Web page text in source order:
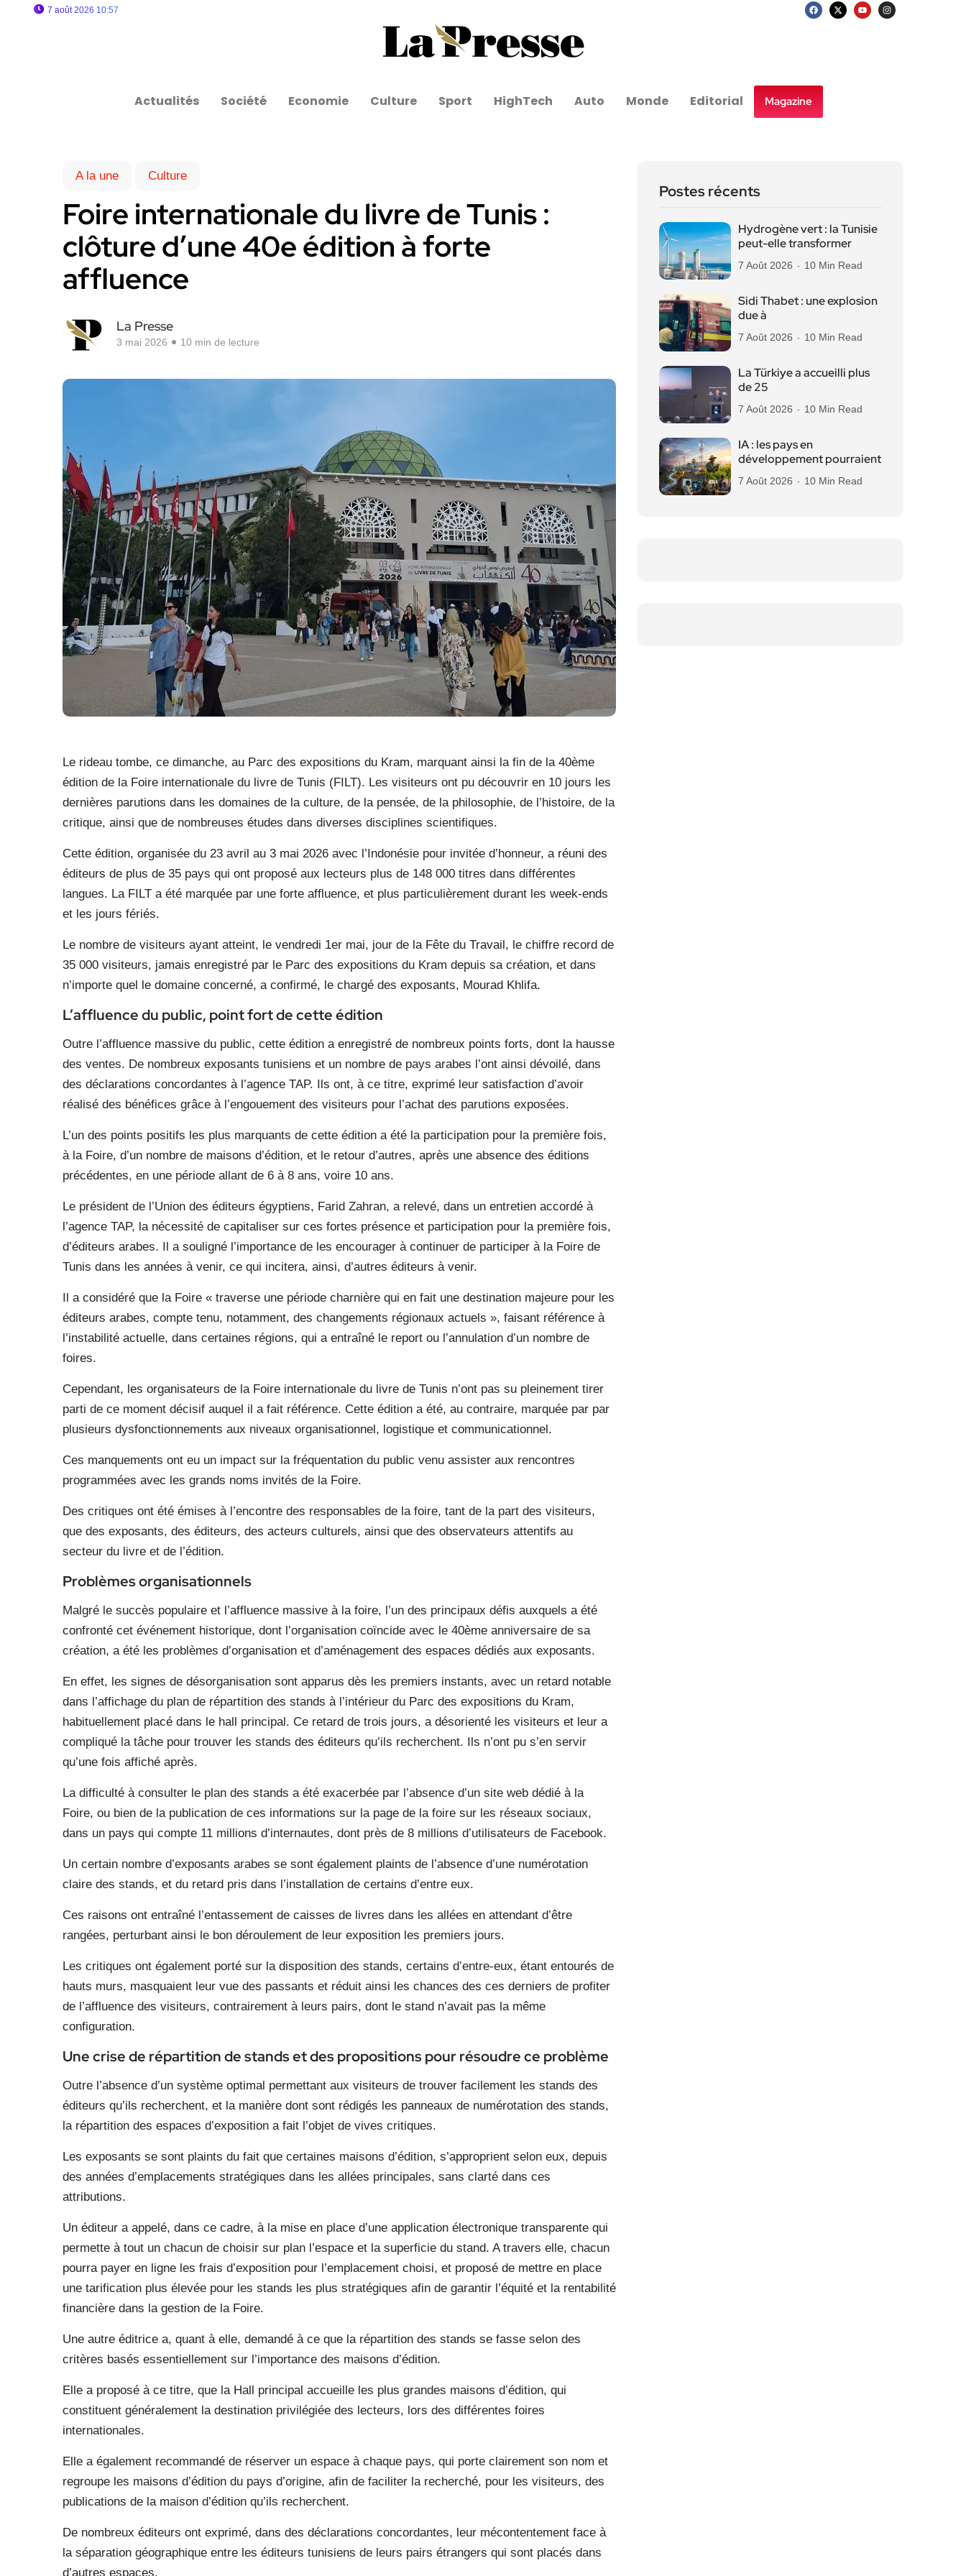
7 août 2026 10:57
Actualités Société Economie Culture Sport HighTech Auto Monde Editorial Magazine
A la une Culture
Foire internationale du livre de Tunis :
clôture d’une 40e édition à forte
affluence
La Presse
3 mai 2026 10 min de lecture
Le rideau tombe, ce dimanche, au Parc des expositions du Kram, marquant ainsi la fin de la 40ème
édition de la Foire internationale du livre de Tunis (FILT). Les visiteurs ont pu découvrir en 10 jours les
dernières parutions dans les domaines de la culture, de la pensée, de la philosophie, de l’histoire, de la
critique, ainsi que de nombreuses études dans diverses disciplines scientifiques.
Cette édition, organisée du 23 avril au 3 mai 2026 avec l’Indonésie pour invitée d’honneur, a réuni des
éditeurs de plus de 35 pays qui ont proposé aux lecteurs plus de 148 000 titres dans différentes
langues. La FILT a été marquée par une forte affluence, et plus particulièrement durant les week-ends
et les jours fériés.
Le nombre de visiteurs ayant atteint, le vendredi 1er mai, jour de la Fête du Travail, le chiffre record de
35 000 visiteurs, jamais enregistré par le Parc des expositions du Kram depuis sa création, et dans
n’importe quel le domaine concerné, a confirmé, le chargé des exposants, Mourad Khlifa.
L’affluence du public, point fort de cette édition
Outre l’affluence massive du public, cette édition a enregistré de nombreux points forts, dont la hausse
des ventes. De nombreux exposants tunisiens et un nombre de pays arabes l’ont ainsi dévoilé, dans
des déclarations concordantes à l’agence TAP. Ils ont, à ce titre, exprimé leur satisfaction d’avoir
réalisé des bénéfices grâce à l’engouement des visiteurs pour l’achat des parutions exposées.
L’un des points positifs les plus marquants de cette édition a été la participation pour la première fois,
à la Foire, d’un nombre de maisons d’édition, et le retour d’autres, après une absence des éditions
précédentes, en une période allant de 6 à 8 ans, voire 10 ans.
Le président de l’Union des éditeurs égyptiens, Farid Zahran, a relevé, dans un entretien accordé à
l’agence TAP, la nécessité de capitaliser sur ces fortes présence et participation pour la première fois,
d’éditeurs arabes. Il a souligné l’importance de les encourager à continuer de participer à la Foire de
Tunis dans les années à venir, ce qui incitera, ainsi, d’autres éditeurs à venir.
Il a considéré que la Foire « traverse une période charnière qui en fait une destination majeure pour les
éditeurs arabes, compte tenu, notamment, des changements régionaux actuels », faisant référence à
l’instabilité actuelle, dans certaines régions, qui a entraîné le report ou l’annulation d’un nombre de
foires.
Cependant, les organisateurs de la Foire internationale du livre de Tunis n’ont pas su pleinement tirer
parti de ce moment décisif auquel il a fait référence. Cette édition a été, au contraire, marquée par par
plusieurs dysfonctionnements aux niveaux organisationnel, logistique et communicationnel.
Ces manquements ont eu un impact sur la fréquentation du public venu assister aux rencontres
programmées avec les grands noms invités de la Foire.
Des critiques ont été émises à l’encontre des responsables de la foire, tant de la part des visiteurs,
que des exposants, des éditeurs, des acteurs culturels, ainsi que des observateurs attentifs au
secteur du livre et de l’édition.
Problèmes organisationnels
Malgré le succès populaire et l’affluence massive à la foire, l’un des principaux défis auxquels a été
confronté cet événement historique, dont l’organisation coïncide avec le 40ème anniversaire de sa
création, a été les problèmes d’organisation et d’aménagement des espaces dédiés aux exposants.
En effet, les signes de désorganisation sont apparus dès les premiers instants, avec un retard notable
dans l’affichage du plan de répartition des stands à l’intérieur du Parc des expositions du Kram,
habituellement placé dans le hall principal. Ce retard de trois jours, a désorienté les visiteurs et leur a
compliqué la tâche pour trouver les stands des éditeurs qu’ils recherchent. Ils n’ont pu s’en servir
qu’une fois affiché après.
La difficulté à consulter le plan des stands a été exacerbée par l’absence d’un site web dédié à la
Foire, ou bien de la publication de ces informations sur la page de la foire sur les réseaux sociaux,
dans un pays qui compte 11 millions d’internautes, dont près de 8 millions d’utilisateurs de Facebook.
Un certain nombre d’exposants arabes se sont également plaints de l’absence d’une numérotation
claire des stands, et du retard pris dans l’installation de certains d’entre eux.
Ces raisons ont entraîné l’entassement de caisses de livres dans les allées en attendant d’être
rangées, perturbant ainsi le bon déroulement de leur exposition les premiers jours.
Les critiques ont également porté sur la disposition des stands, certains d’entre-eux, étant entourés de
hauts murs, masquaient leur vue des passants et réduit ainsi les chances des ces derniers de profiter
de l’affluence des visiteurs, contrairement à leurs pairs, dont le stand n’avait pas la même
configuration.
Une crise de répartition de stands et des propositions pour résoudre ce problème
Outre l’absence d’un système optimal permettant aux visiteurs de trouver facilement les stands des
éditeurs qu’ils recherchent, et la manière dont sont rédigés les panneaux de numérotation des stands,
la répartition des espaces d’exposition a fait l’objet de vives critiques.
Les exposants se sont plaints du fait que certaines maisons d’édition, s’approprient selon eux, depuis
des années d’emplacements stratégiques dans les allées principales, sans clarté dans ces
attributions.
Un éditeur a appelé, dans ce cadre, à la mise en place d’une application électronique transparente qui
permette à tout un chacun de choisir sur plan l’espace et la superficie du stand. A travers elle, chacun
pourra payer en ligne les frais d’exposition pour l’emplacement choisi, et proposé de mettre en place
une tarification plus élevée pour les stands les plus stratégiques afin de garantir l’équité et la rentabilité
financière dans la gestion de la Foire.
Une autre éditrice a, quant à elle, demandé à ce que la répartition des stands se fasse selon des
critères basés essentiellement sur l’importance des maisons d’édition.
Elle a proposé à ce titre, que la Hall principal accueille les plus grandes maisons d’édition, qui
constituent généralement la destination privilégiée des lecteurs, lors des différentes foires
internationales.
Elle a également recommandé de réserver un espace à chaque pays, qui porte clairement son nom et
regroupe les maisons d’édition du pays d’origine, afin de faciliter la recherché, pour les visiteurs, des
publications de la maison d’édition qu’ils recherchent.
De nombreux éditeurs ont exprimé, dans des déclarations concordantes, leur mécontentement face à
la séparation géographique entre les éditeurs tunisiens de leurs pairs étrangers qui sont placés dans
d’autres espaces.
Postes récents
Hydrogène vert : la Tunisie
peut-elle transformer
7 Août 2026 10 Min Read
Sidi Thabet : une explosion
due à
7 Août 2026 10 Min Read
La Türkiye a accueilli plus
de 25
7 Août 2026 10 Min Read
IA : les pays en
développement pourraient
7 Août 2026 10 Min Read